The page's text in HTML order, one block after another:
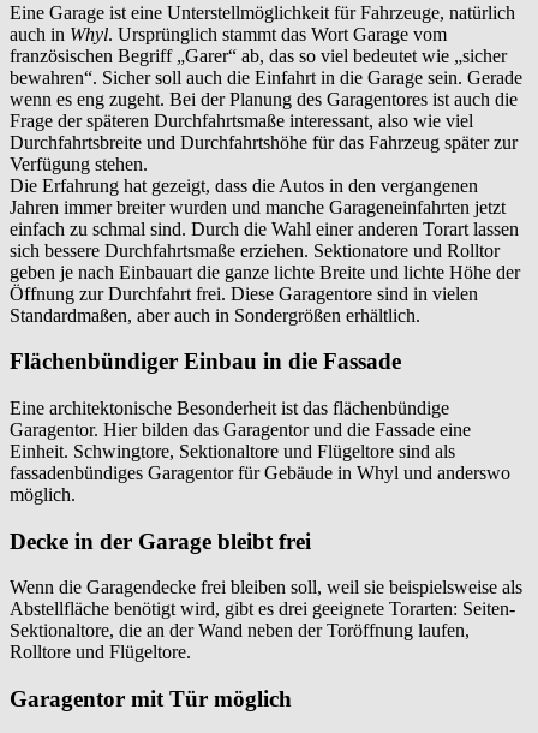
Eine Garage ist eine Unterstellmöglichkeit für Fahrzeuge, natürlich
auch in Whyl. Ursprünglich stammt das Wort Garage vom
französischen Begriff „Garer“ ab, das so viel bedeutet wie „sicher
bewahren“. Sicher soll auch die Einfahrt in die Garage sein. Gerade
wenn es eng zugeht. Bei der Planung des Garagentores ist auch die
Frage der späteren Durchfahrtsmaße interessant, also wie viel
Durchfahrtsbreite und Durchfahrtshöhe für das Fahrzeug später zur
Verfügung stehen.
Die Erfahrung hat gezeigt, dass die Autos in den vergangenen
Jahren immer breiter wurden und manche Garageneinfahrten jetzt
einfach zu schmal sind. Durch die Wahl einer anderen Torart lassen
sich bessere Durchfahrtsmaße erziehen. Sektionatore und Rolltor
geben je nach Einbauart die ganze lichte Breite und lichte Höhe der
Öffnung zur Durchfahrt frei. Diese Garagentore sind in vielen
Standardmaßen, aber auch in Sondergrößen erhältlich.
Flächenbündiger Einbau in die Fassade
Eine architektonische Besonderheit ist das flächenbündige
Garagentor. Hier bilden das Garagentor und die Fassade eine
Einheit. Schwingtore, Sektionaltore und Flügeltore sind als
fassadenbündiges Garagentor für Gebäude in Whyl und anderswo
möglich.
Decke in der Garage bleibt frei
Wenn die Garagendecke frei bleiben soll, weil sie beispielsweise als
Abstellfläche benötigt wird, gibt es drei geeignete Torarten: Seiten-
Sektionaltore, die an der Wand neben der Toröffnung laufen,
Rolltore und Flügeltore.
Garagentor mit Tür möglich